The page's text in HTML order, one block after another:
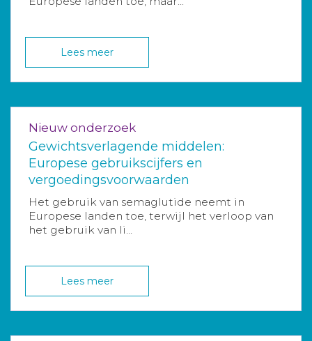
Lees meer
Nieuw onderzoek
Gewichtsverlagende middelen:
Europese gebruikscijfers en
vergoedingsvoorwaarden
Het gebruik van semaglutide neemt in
Europese landen toe, terwijl het verloop van
het gebruik van li...
Lees meer